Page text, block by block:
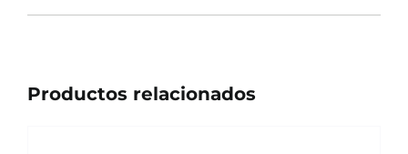
Productos relacionados